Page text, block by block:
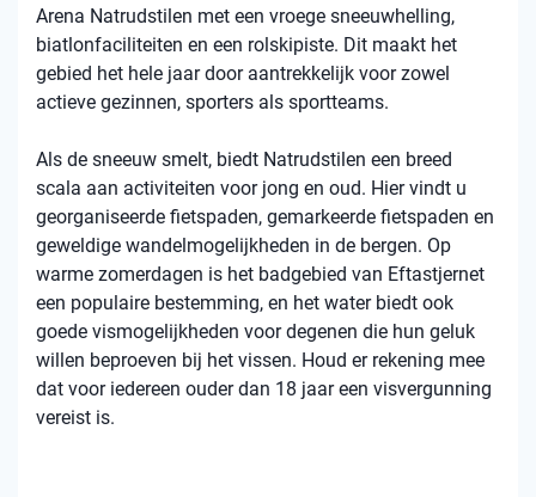
Arena Natrudstilen met een vroege sneeuwhelling,
biatlonfaciliteiten en een rolskipiste. Dit maakt het
gebied het hele jaar door aantrekkelijk voor zowel
actieve gezinnen, sporters als sportteams.
Als de sneeuw smelt, biedt Natrudstilen een breed
scala aan activiteiten voor jong en oud. Hier vindt u
georganiseerde fietspaden, gemarkeerde fietspaden en
geweldige wandelmogelijkheden in de bergen. Op
warme zomerdagen is het badgebied van Eftastjernet
een populaire bestemming, en het water biedt ook
goede vismogelijkheden voor degenen die hun geluk
willen beproeven bij het vissen. Houd er rekening mee
dat voor iedereen ouder dan 18 jaar een visvergunning
vereist is.